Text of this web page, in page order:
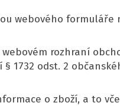
webového
webovém rozhraní
1732 odst. 2
o zboží, a to